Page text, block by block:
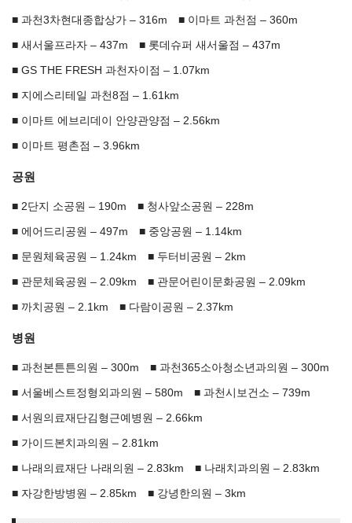
과천3차현대종합상가 – 316m 이마트 과천점 – 360m
새서울프라자 – 437m 롯데슈퍼 새서울점 – 437m
GS THE FRESH 과천자이점 – 1.07km
지에스리테일 과천8점 – 1.61km
이마트 에브리데이 안양관양점 – 2.56km
이마트 평촌점 – 3.96km
공원
2단지 소공원 – 190m 청사앞소공원 – 228m
에어드리공원 – 497m 중앙공원 – 1.14km
문원체육공원 – 1.24km 두터비공원 – 2km
관문체육공원 – 2.09km 관문어린이문화공원 – 2.09km
까치공원 – 2.1km 다람이공원 – 2.37km
병원
과천본튼튼의원 – 300m 과천365소아청소년과의원 – 300m
서울베스트정형외과의원 – 580m 과천시보건소 – 739m
서원의료재단김형근예병원 – 2.66km
가이드본치과의원 – 2.81km
나래의료재단 나래의원 – 2.83km 나래치과의원 – 2.83km
자강한방병원 – 2.85km 강녕한의원 – 3km